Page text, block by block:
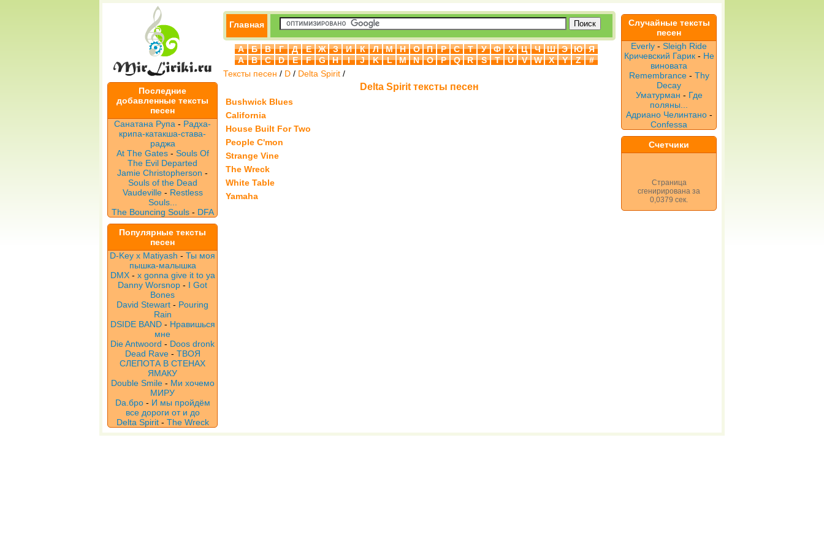
Последние
добавленные тексты
песен
Санатана Рупа - Радха-
крипа-катакша-става-
раджа
At The Gates- Souls Of
The Evil Departed
Jamie Christopherson -
Souls of the Dead
Vaudeville - Restless
Souls...
The Bouncing Souls- DFA
Популярные тексты
песен
D-Key x Matiyash - Ты моя
пышка-малышка
DMX- x gonna give it to ya
Danny Worsnop - I Got
Bones
David Stewart - Pouring
Rain
DSIDE BAND- Нравишься
мне
Die Antwoord - Doos dronk
Dead Rave- ТВОЯ
СЛЕПОТА В СТЕНАХ
ЯМАКУ
Double Smile- Ми хочемо
МИРУ
Da.бро- И мы пройдём
все дороги от и до
Delta Spirit- The Wreck
Главная
А Б В Г Д Е Ж З И К Л М Н О П Р С Т У Ф Х Ц Ч Ш Э Ю
Я
A
B C D E F G H I J K L M N O P Q R S T U V W X Y Z
#
Тексты песен / D / Delta Spirit /
Delta Spirit тексты песен
Bushwick Blues
California
House Built For Two
People C'mon
Strange Vine
The Wreck
White Table
Yamaha
Случайные тексты
песен
Everly - Sleigh Ride
Кричевский Гарик- Не
виновата
Remembrance- Thy
Decay
Уматурман - Где
поляны...
Адриано Челинтано-
Confessa
Счетчики
Страница
сгенирирована за
0,0379 сек.